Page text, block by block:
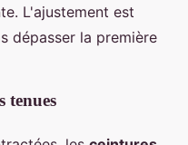
L'ajustement est
dépasser la première
tenues